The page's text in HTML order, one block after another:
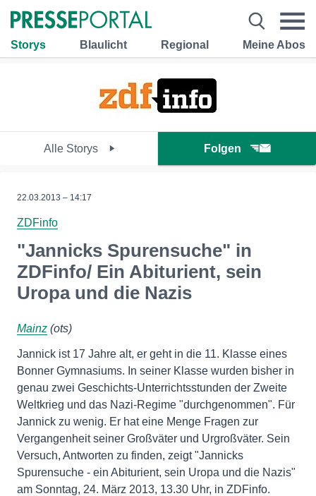
Storys Blaulicht Regional Meine Abos
Alle Storys Folgen
22.03.2013 – 14:17
ZDFinfo
"Jannicks Spurensuche" in
ZDFinfo/ Ein Abiturient, sein
Uropa und die Nazis
Mainz (ots)
Jannick ist 17 Jahre alt, er geht in die 11. Klasse eines
Bonner Gymnasiums. In seiner Klasse wurden bisher in
genau zwei Geschichts-Unterrichtsstunden der Zweite
Weltkrieg und das Nazi-Regime "durchgenommen". Für
Jannick zu wenig. Er hat eine Menge Fragen zur
Vergangenheit seiner Großväter und Urgroßväter. Sein
Versuch, Antworten zu finden, zeigt "Jannicks
Spurensuche - ein Abiturient, sein Uropa und die Nazis"
am Sonntag, 24. März 2013, 13.30 Uhr, in ZDFinfo.